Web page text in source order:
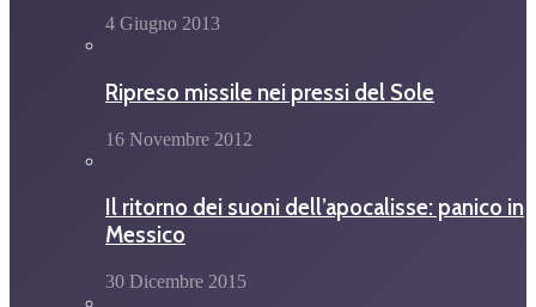
4 Giugno 2013
Ripreso missile nei pressi del Sole
16 Novembre 2012
Il ritorno dei suoni dell’apocalisse: panico in
Messico
30 Dicembre 2015